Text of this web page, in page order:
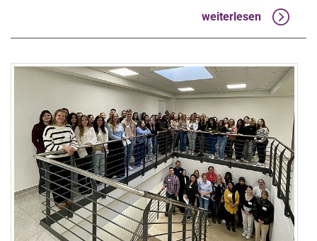
weiterlesen